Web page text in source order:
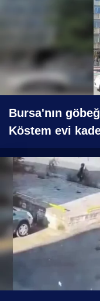
Bursa'nın
Köstem evi